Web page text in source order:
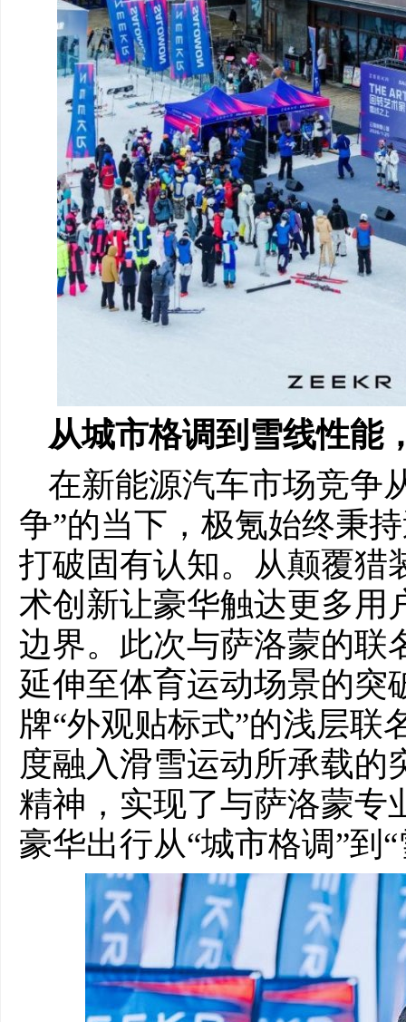
从城市格调到雪线性能
在新能源汽车市场竞争
争”的当下，极氪始终秉
打破固有认知。从颠覆猎
术创新让豪华触达更多用
边界。此次与萨洛蒙的联
延伸至体育运动场景的突
牌“外观贴标式”的浅层联
度融入滑雪运动所承载的
精神，实现了与萨洛蒙专
豪华出行从“城市格调”到